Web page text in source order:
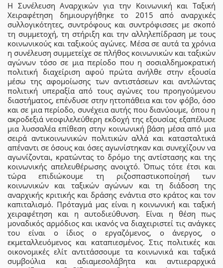
Η Συνέλευση Αναρχικών για την Κοινωνική και Ταξική
Χειραφέτηση δημιουργήθηκε το 2015 από αναρχικές
συλλογικότητες, συντρόφους και συντρόφισσες με σκοπό
τη συμμετοχή, τη στήριξη και την αλληλεπίδραση με τους
κοινωνικούς και ταξικούς αγώνες. Μέσα σε αυτά τα χρόνια
η συνέλευση συμμετείχε σε πλήθος κοινωνικών και ταξικών
αγώνων τόσο σε μια περίοδο που η σοσιαλδημοκρατική
πολιτική διαχείριση αφού πρώτα ανήλθε στην εξουσία
μέσω της αφομοίωσης των αντιστάσεων και αντλώντας
πολιτική υπεραξία από τους αγώνες του προηγούμενου
διαστήματος, επένδυσε στην ηττοπάθεια και τον φόβο, όσο
και σε μια περίοδο, συνέχεια αυτής που διανύουμε, όπου η
ακροδεξιά νεοφιλελεύθερη εκδοχή της εξουσίας εξαπέλυσε
μια λυσσαλέα επίθεση στην κοινωνική βάση μέσα από μια
σειρά αντικοινωνικών πολιτικών αλλά και κατασταλτικά
απέναντι σε όσους και όσες αγωνίστηκαν και συνεχίζουν να
αγωνίζονται, κρατώντας το δρόμο της αντίστασης και της
κοινωνικής απελευθέρωσης ανοιχτό. Όπως τότε έτσι και
τώρα επιδιώκουμε τη ριζοσπαστικοποίησή των
κοινωνικών και ταξικών αγώνων και τη διάδοση της
αναρχικής κριτικής και δράσης ενάντια στο κράτος και τον
καπιταλισμό. Πρόταγμά μας είναι η κοινωνική και ταξική
χειραφέτηση και η αυτοδιεύθυνση. Είναι η θέση πως
μοναδικός αρμόδιος και ικανός να διαχειριστεί τις ανάγκες
του είναι ο ίδιος ο εργαζόμενος, ο άνεργος, ο
εκμεταλλευόμενος και καταπιεσμένος. Στις πολιτικές και
οικονομικές ελίτ αντιτάσσουμε τα κοινωνικά και ταξικά
συμβούλια και αδιαμεσολάβητα και αντιιεραρχικά